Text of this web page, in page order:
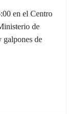
en el Centro
de
galpones de